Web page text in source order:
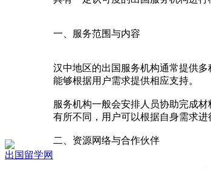
出国留学网
一、服务范围与内容
汉中地区的出国服务机构通常提供
能够根据用户需求提供相应支持。
服务机构一般会安排人员协助完成
有所不同，用户可以根据自身需求进
二、资源网络与合作伙伴